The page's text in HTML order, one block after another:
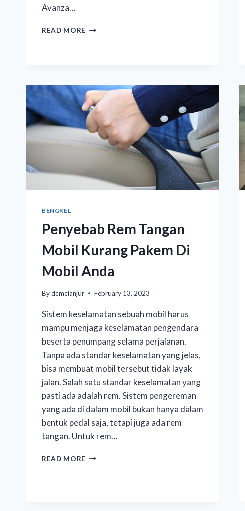
Avanza…
READ MORE
BENGKEL
Penyebab Rem Tangan
Mobil Kurang Pakem Di
Mobil Anda
Bydcmcianjur February 13, 2023
Sistem keselamatan sebuah mobil harus
mampu menjaga keselamatan pengendara
beserta penumpang selama perjalanan.
Tanpa ada standar keselamatan yang jelas,
bisa membuat mobil tersebut tidak layak
jalan. Salah satu standar keselamatan yang
pasti ada adalah rem. Sistem pengereman
yang ada di dalam mobil bukan hanya dalam
bentuk pedal saja, tetapi juga ada rem
tangan. Untuk rem…
READ MORE